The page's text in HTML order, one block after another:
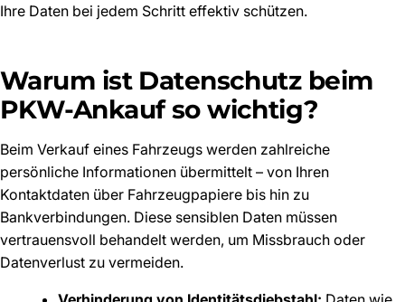
Ihre Daten bei jedem Schritt effektiv schützen.
Warum ist Datenschutz beim
PKW-Ankauf so wichtig?
Beim Verkauf eines Fahrzeugs werden zahlreiche
persönliche Informationen übermittelt – von Ihren
Kontaktdaten über Fahrzeugpapiere bis hin zu
Bankverbindungen. Diese sensiblen Daten müssen
vertrauensvoll behandelt werden, um Missbrauch oder
Datenverlust zu vermeiden.